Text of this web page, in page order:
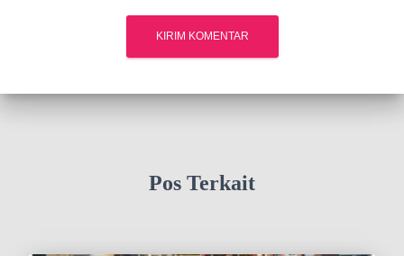
Pos Terkait